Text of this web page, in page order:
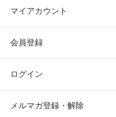
マイアカウント
会員登録
ログイン
メルマガ登録・解除